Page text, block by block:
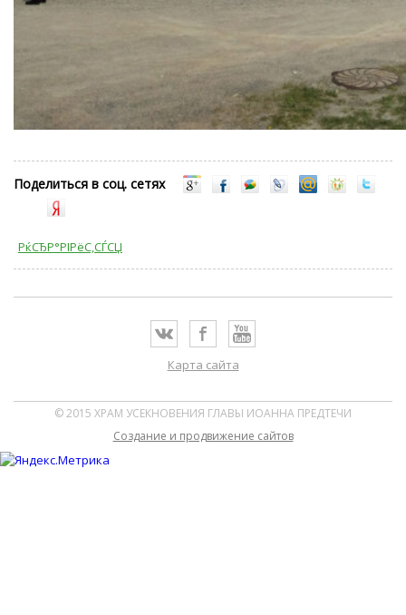
Поделиться в соц. сетях
РќСЂР°РІРёС‚СЃСЏ
Карта сайта
© 2015 ХРАМ УСЕКНОВЕНИЯ ГЛАВЫ ИОАННА ПРЕДТЕЧИ
Cоздание и продвижение сайтов